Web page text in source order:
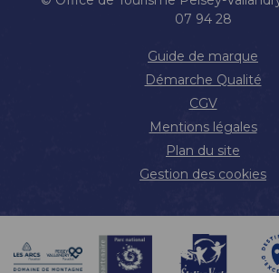
07 94 28
Guide de marque
Démarche Qualité
CGV
Mentions légales
Plan du site
Gestion des cookies